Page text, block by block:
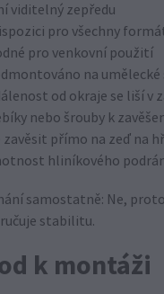
viditelný zepředu
pro všechny
pro venkovní použití
na
od okraje se liší
nebo šrouby k
zavěsit přímo na zeď na
hliníkového
samostatně: Ne,
stabilitu.
k montáži